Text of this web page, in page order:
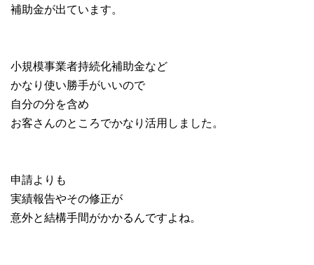
補助金が出ています。
小規模事業者持続化補助金など
かなり使い勝手がいいので
自分の分を含め
お客さんのところでかなり活用しました。
申請よりも
実績報告やその修正が
意外と結構手間がかかるんですよね。